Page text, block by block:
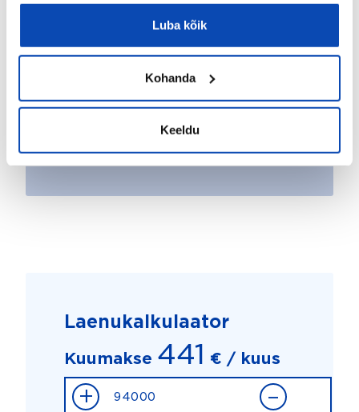
Luba kõik
Kohanda
Keeldu
Laenukalkulaator
Kuumakse 441 € / kuus
–
+